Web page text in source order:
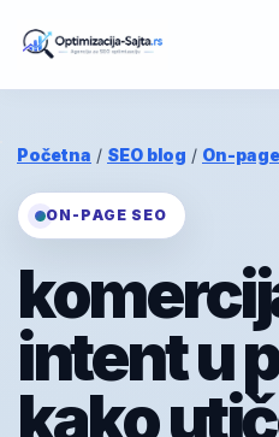
Početna / SEO blog / On-
ON-PAGE SEO
intent u
kako